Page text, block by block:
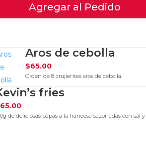
Agregar al Pedido
Aros de cebolla
$65.00
Orden de 8 crujientes aros de cebolla.
fries
65.00
de deliciosas papas a la francesa sazonadas con